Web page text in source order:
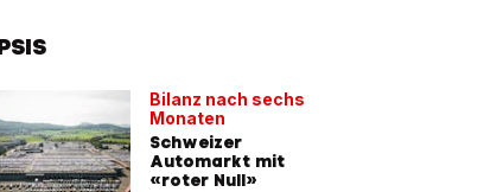
Bilanz nach sechs
Monaten
Schweizer
Automarkt mit
«roter Null»